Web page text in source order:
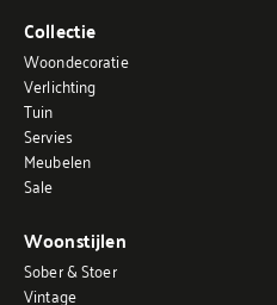
Collectie
Woondecoratie
Verlichting
Tuin
Servies
Meubelen
Sale
Woonstijlen
Sober & Stoer
Vintage